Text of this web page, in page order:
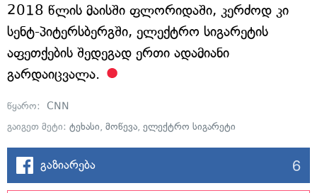
2018 წლის მაისში ფლორიდაში, კერძოდ კი
სენტ-პიტერსბერგში, ელექტრო სიგარეტის
აფეთქების შედეგად ერთი ადამიანი
გარდაიცვალა.
წყარო: CNN
გაიგეთ მეტი: ტეხასი, მოწევა, ელექტრო სიგარეტი
გაზიარება 6